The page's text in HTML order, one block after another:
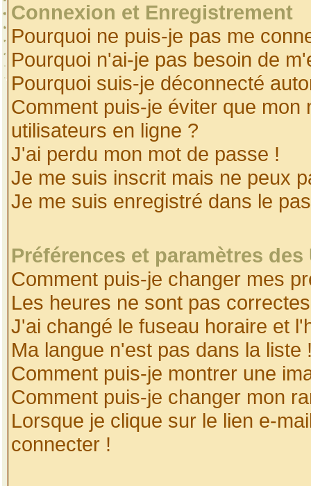
Connexion et Enregistrement
Pourquoi ne puis-je pas me
Pourquoi n'ai-je pas besoin de
Pourquoi suis-je déconnecté
Comment puis-je éviter que
utilisateurs en ligne ?
J'ai perdu mon mot de passe !
Je me suis inscrit mais ne peux
Je me suis enregistré dans le
Préférences et paramètres
Comment puis-je changer mes
Les heures ne sont pas
J'ai changé le fuseau horaire et
Ma langue n'est pas dans la liste
Comment puis-je montrer une
Comment puis-je changer mon
Lorsque je clique sur le lien e-
connecter !